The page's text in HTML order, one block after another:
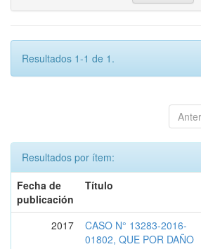
Resultados 1-1 de 1.
Resultados por ítem:
Fecha de
publicación
Título
2017
CASO N° 13283-2016-
01802, QUE POR DAÑO